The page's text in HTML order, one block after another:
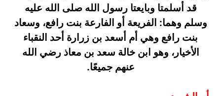
قد أسلمتا وبايعتا رسول الله صلى الله عليه
وسلم وهما: الفريعة أو الفارعة بنت رافع، وسعاد
بنت رافع وهي أم أسعد بن زرارة أحد النقباء
الأخيار، وهو ابن خالة سعد بن معاذ رضي الله
عنهم جميعًا.